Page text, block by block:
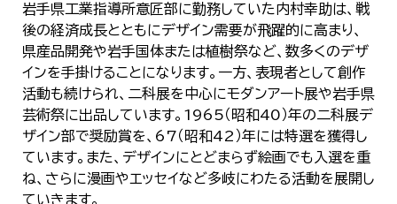
岩手県工業指導所意匠部に勤務していた内村幸助は、戦
後の経済成長とともにデザイン需要が飛躍的に高まり、
県産品開発や岩手国体または植樹祭など、数多くのデザ
インを手掛けることになります。一方、表現者として創作
活動も続けられ、二科展を中心にモダンアート展や岩手県
芸術祭に出品しています。1965（昭和40）年の二科展デ
ザイン部で奨励賞を、67（昭和42）年には特選を獲得し
ています。また、デザインにとどまらず絵画でも入選を重
ね、さらに漫画やエッセイなど多岐にわたる活動を展開し
ていきます。